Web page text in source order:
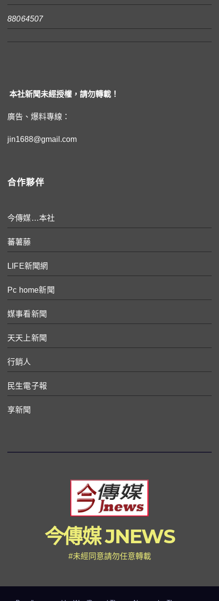
88064507
本社新聞未經授權，請勿轉載！
廣告、爆料專線：
jin1688@gmail.com
合作夥伴
今傳媒…本社
蕃薯藤
LIFE新聞網
Pc home新聞
媒事看新聞
天天上新聞
行銷人
民生電子報
享新聞
今傳媒 JNEWS
#未經同意請勿任意轉載